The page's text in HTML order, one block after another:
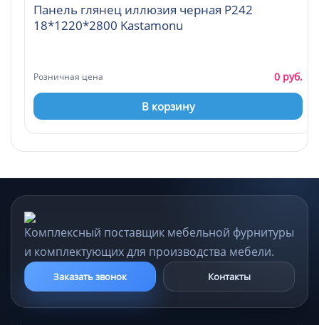
Панель глянец иллюзия черная Р242
18*1220*2800 Kastamonu
Розничная цена 0 руб.
В корзину
Комплексный поставщик мебельной фурнитуры
и комплектующих для производства мебели.
Заказать звонок Контакты